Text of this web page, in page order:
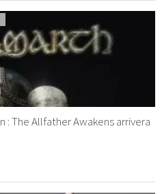
: The Allfather Awakens arrivera